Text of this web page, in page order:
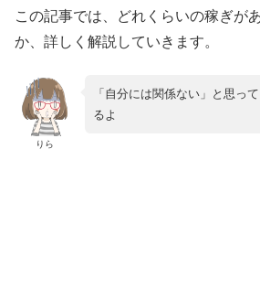
この記事では、どれくらいの稼ぎが
か、詳しく解説していきます。
りら
「自分には関係ない」と思っ
るよ